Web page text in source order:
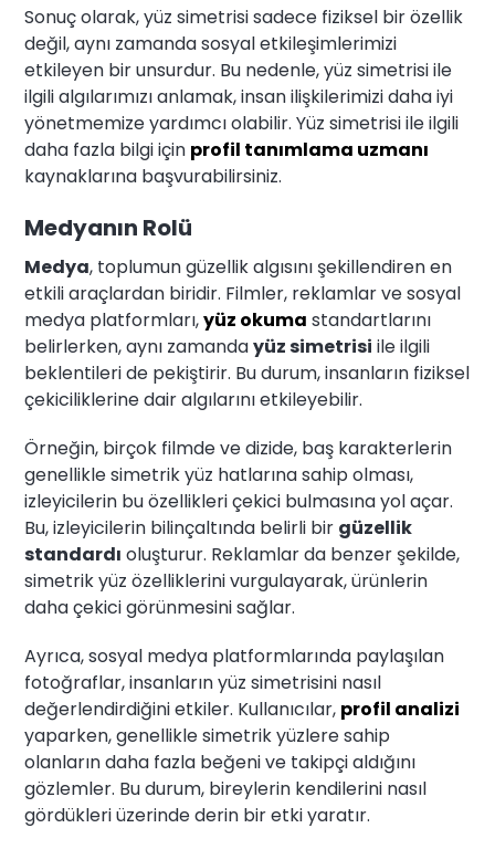
Sonuç olarak, yüz simetrisi sadece fiziksel bir özellik
değil, aynı zamanda sosyal etkileşimlerimizi
etkileyen bir unsurdur. Bu nedenle, yüz simetrisi ile
ilgili algılarımızı anlamak, insan ilişkilerimizi daha iyi
yönetmemize yardımcı olabilir. Yüz simetrisi ile ilgili
daha fazla bilgi için profil tanımlama uzmanı
kaynaklarına başvurabilirsiniz.
Medyanın Rolü
Medya, toplumun güzellik algısını şekillendiren en
etkili araçlardan biridir. Filmler, reklamlar ve sosyal
medya platformları,yüz okuma standartlarını
belirlerken, aynı zamandayüz simetrisi ile ilgili
beklentileri de pekiştirir. Bu durum, insanların fiziksel
çekiciliklerine dair algılarını etkileyebilir.
Örneğin, birçok filmde ve dizide, baş karakterlerin
genellikle simetrik yüz hatlarına sahip olması,
izleyicilerin bu özellikleri çekici bulmasına yol açar.
Bu, izleyicilerin bilinçaltında belirli bir güzellik
standardı oluşturur. Reklamlar da benzer şekilde,
simetrik yüz özelliklerini vurgulayarak, ürünlerin
daha çekici görünmesini sağlar.
Ayrıca, sosyal medya platformlarında paylaşılan
fotoğraflar, insanların yüz simetrisini nasıl
değerlendirdiğini etkiler. Kullanıcılar, profil analizi
yaparken, genellikle simetrik yüzlere sahip
olanların daha fazla beğeni ve takipçi aldığını
gözlemler. Bu durum, bireylerin kendilerini nasıl
gördükleri üzerinde derin bir etki yaratır.